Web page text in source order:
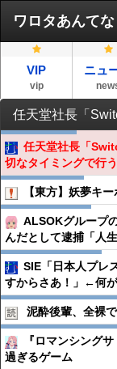
ワロタあんてな
VIP
vip
ニュ
任天堂社長「
切なタイミングで行う
【東方】妖夢キ
ALSOKグループ
んだとして逮捕「人
SIE「日本人プレ
すからさあ！」←何
泥酔後輩、全裸
『ロマンシング
過ぎるゲーム